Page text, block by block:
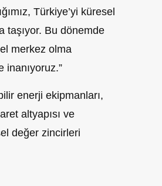
Türkiye’yi küresel
taşıyor. Bu dönemde
merkez olma
enerji ekipmanları,
altyapısı ve
değer zincirleri